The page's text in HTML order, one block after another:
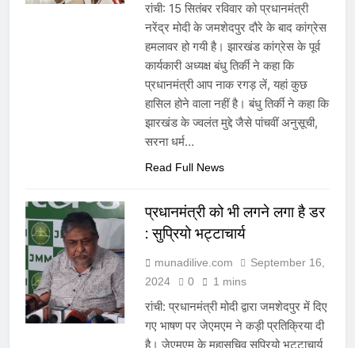
रांची: 15 सितंबर रविवार को प्रधानमंत्री
नरेंद्र मोदी के जमशेदपुर दौरे के बाद कांग्रेस
हमलावर हो गयी है। झारखंड कांग्रेस के पूर्व
कार्यकारी अध्यक्ष बंधु तिर्की ने कहा कि
प्रधानमंत्री आप नाक रगड़ लें, यहां कुछ
हासिल होने वाला नहीं है। बंधु तिर्की ने कहा कि
झारखंड के ज्वलंत मुद्दे जैसे पांचवीं अनुसूची,
सरना धर्म…
Read Full News
प्रधानमंत्री को भी लगने लगा है डर
: सुप्रियो भट्टाचार्य
munadilive.com
September 16,
2024
0 1 mins
रांची: प्रधानमंत्री मोदी द्वारा जमशेदपुर में दिए
गए भाषण पर जेएमएम ने कड़ी प्रतिक्रिया दी
है। जेएमएम के महासचिव सुप्रियो भट्टाचार्य